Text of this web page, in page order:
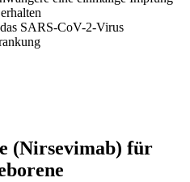
SARS-CoV-2-Virus
(Nirsevimab) für